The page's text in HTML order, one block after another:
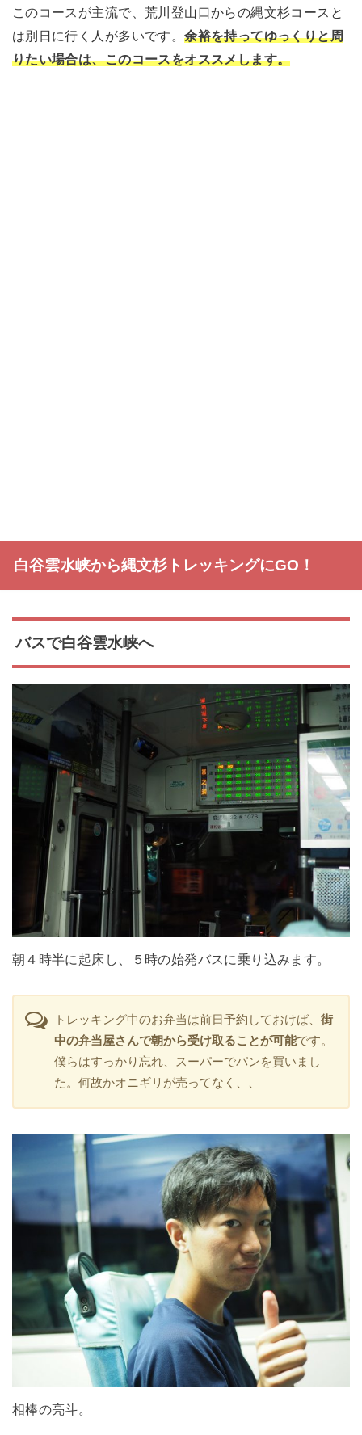
このコースが主流で、 荒川登山口からの縄文杉コースと
は別日に行く人が多いです。余裕を持ってゆっくりと周
りたい場合は、このコースをオススメします。
白谷雲水峡から縄文杉トレッキングにGO！
バスで白谷雲水峡へ
朝４時半に起床し、５時の始発バスに乗り込みます。
トレッキング中のお弁当は前日予約しておけば、街
中の弁当屋さんで朝から受け取ることが可能です。
僕らはすっかり忘れ、スーパーでパンを買いまし
た。何故かオニギリが売ってなく、、
相棒の亮斗。